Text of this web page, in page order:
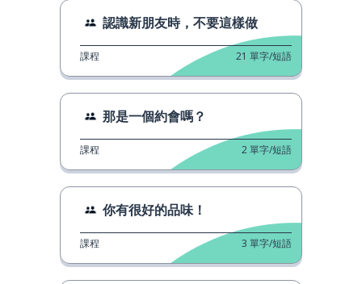
認識新朋友時，不要這樣做
課程 21 單字/短語
那是一個約會嗎？
課程 2單字/短語
你有很好的品味！
課程 3 單字/短語